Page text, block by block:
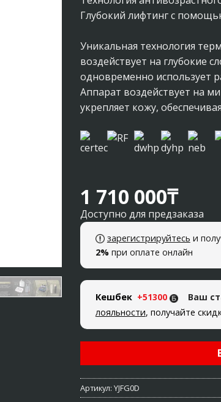
Глубокий лифтинг с
Уникальная технология
воздействует на глубокие
одновременно использует
Аппарат воздействует на
укрепляет кожу,
1 710 000₸
Доступно для предзаказа
зарегистрируйтесь и
2%при оплате онлайн
Кешбек +51300 Ваш
лояльности, получайте
Артикул: YJFG0D